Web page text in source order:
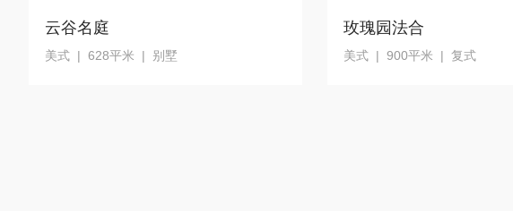
云谷名庭
美式 | 628平米 | 别墅
玫瑰园法合
美式 | 900平米 | 复式